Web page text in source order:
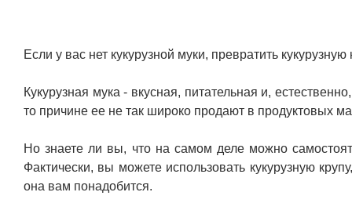
Если у вас нет кукурузной муки, превратить
Кукурузная мука - вкусная, питательная и,
то причине ее не так широко продают в продуктовых
Но знаете ли вы, что на самом деле можно
Фактически, вы можете использовать кукурузную
она вам понадобится.